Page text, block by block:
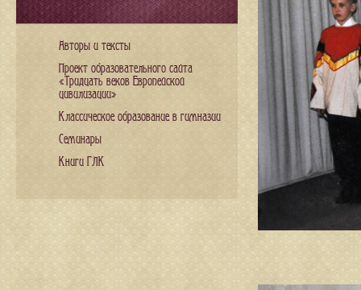
Авторы и тексты
Проект образовательного сайта
«Тридцать веков Европейской
цивилизации»
Классическое образование в гимназии
Семинары
Книги ГЛК